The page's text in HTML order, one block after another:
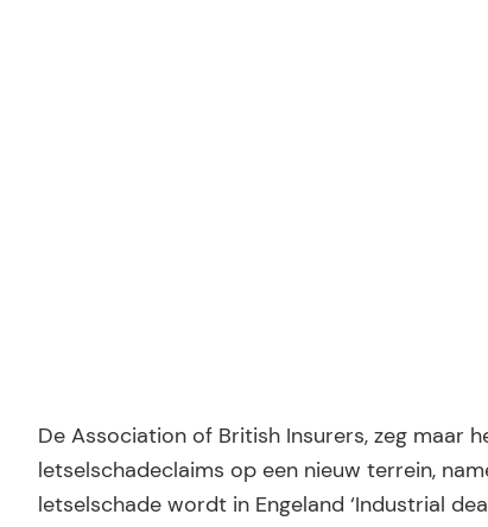
De Association of British Insurers, zeg maar
letselschadeclaims op een nieuw terrein,
letselschade wordt in Engeland ‘Industrial